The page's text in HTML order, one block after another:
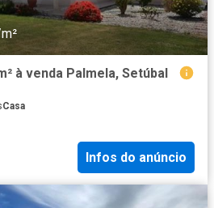
à venda Palmela, Setúbal
Casa
Infos do anúncio